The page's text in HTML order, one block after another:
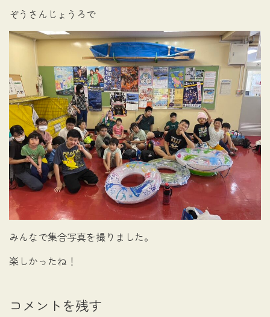
ぞうさんじょうろで
みんなで集合写真を撮りました。
楽しかったね！
コメントを残す